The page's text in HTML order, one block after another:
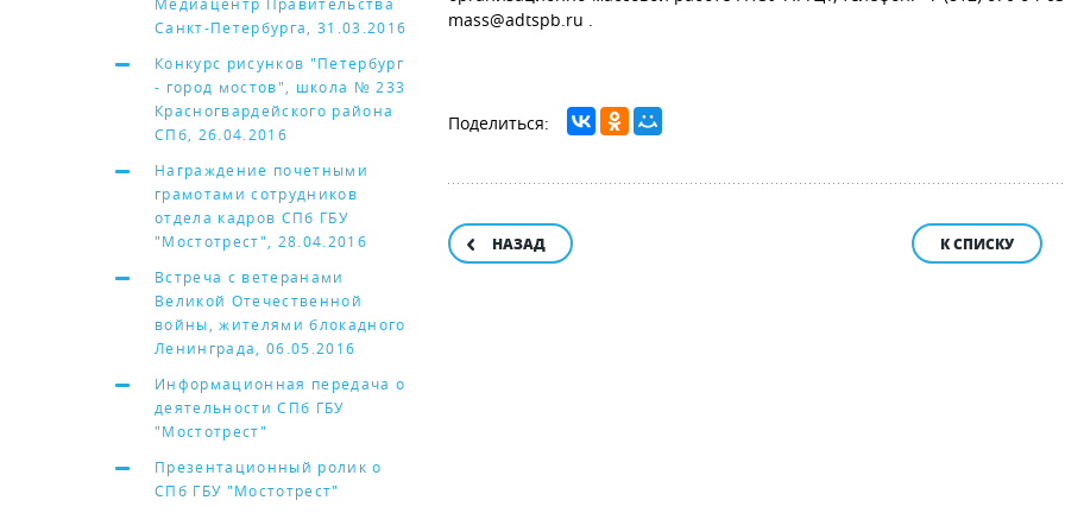
Санкт-Петербурга, 31.03.2016
Конкурс рисунков "Петербург
- город мостов", школа № 233
Красногвардейского района
СПб, 26.04.2016
Награждение почетными
грамотами сотрудников
отдела кадров СПб ГБУ
"Мостотрест", 28.04.2016
Встреча с ветеранами
Великой Отечественной
войны, жителями блокадного
Ленинграда, 06.05.2016
Информационная передача о
деятельности СПб ГБУ
"Мостотрест"
Презентационный ролик о
СПб ГБУ "Мостотрест"
mass@adtspb.ru .
НАЗАД К СПИСКУ